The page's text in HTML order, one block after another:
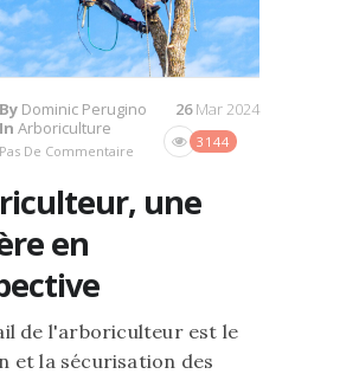
By Dominic Perugino
In Arboriculture
Pas De Commentaire
3144
26Mar 2024
une
en
de l'arboriculteur est le
et la sécurisation des